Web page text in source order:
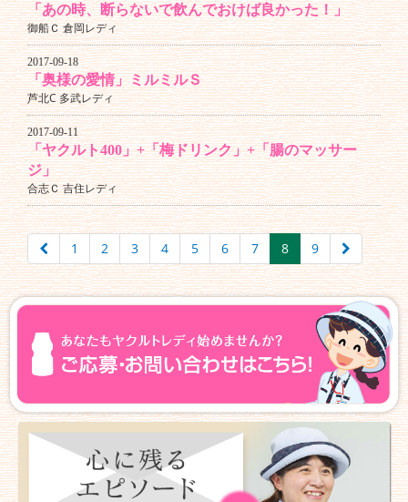
「あの時、断らないで飲んでおけば良かった！」
御船Ｃ 倉岡レディ
2017-09-18
「奥様の愛情」ミルミルＳ
芦北C 多武レディ
2017-09-11
「ヤクルト400」+「梅ドリンク」+「腸のマッサー
ジ」
合志Ｃ 吉住レディ
1 2 3 4 5 6 7 8 9